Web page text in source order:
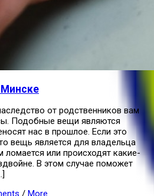
Минске
от родственников вам
Подобные вещи являются
нас в прошлое. Если это
вещь является для владельца
ломается или происходят какие-
В этом случае поможет
/ More